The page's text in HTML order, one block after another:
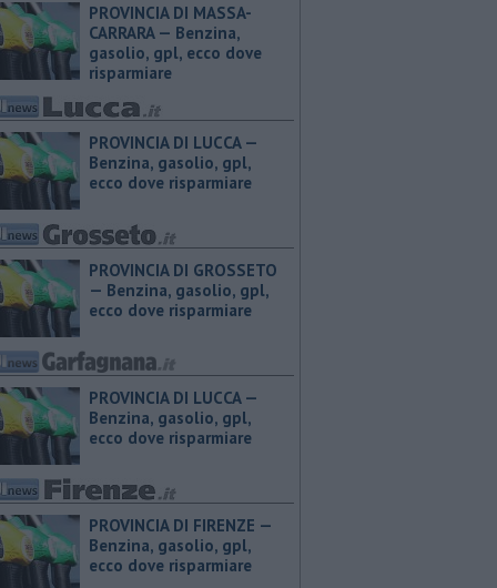
PROVINCIA DI MASSA-
CARRARA — ​Benzina,
gasolio, gpl, ecco dove
risparmiare
PROVINCIA DI LUCCA — ​
Benzina, gasolio, gpl,
ecco dove risparmiare
PROVINCIA DI GROSSETO
— ​Benzina, gasolio, gpl,
ecco dove risparmiare
PROVINCIA DI LUCCA — ​
Benzina, gasolio, gpl,
ecco dove risparmiare
PROVINCIA DI FIRENZE — ​
Benzina, gasolio, gpl,
ecco dove risparmiare